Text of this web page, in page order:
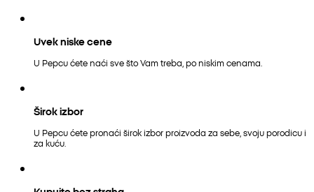
Uvek niske cene
U Pepcu ćete naći sve što Vam treba, po niskim cenama.
Širok izbor
U Pepcu ćete pronaći širok izbor proizvoda za sebe, svoju porodicu i
za kuću.